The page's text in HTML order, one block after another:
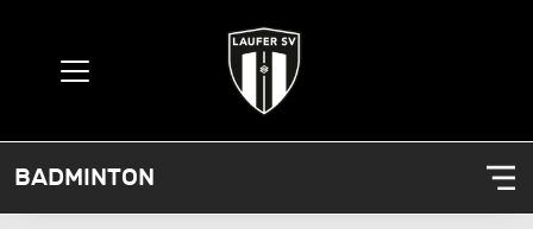
BADMINTON